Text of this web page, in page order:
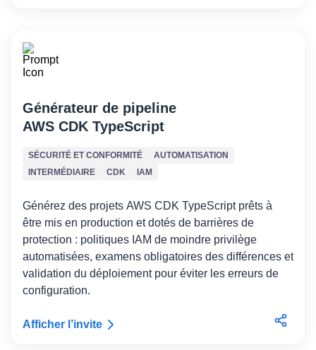
Générateur de pipeline
AWS CDK TypeScript
SÉCURITÉ ET CONFORMITÉ
AUTOMATISATION
INTERMÉDIAIRE
CDK IAM
Générez des projets AWS CDK TypeScript prêts à
être mis en production et dotés de barrières de
protection : politiques IAM de moindre privilège
automatisées, examens obligatoires des différences et
validation du déploiement pour éviter les erreurs de
configuration.
Afficher l’invite